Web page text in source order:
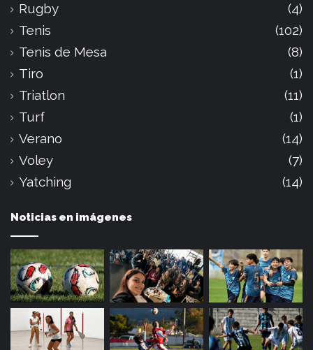
Rugby
(4)
Tenis
(102)
Tenis de Mesa
(8)
Tiro
(1)
Triatlon
(11)
Turf
(1)
Verano
(14)
Voley
(7)
Yatching
(14)
Noticias en imágenes